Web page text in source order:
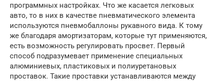
программных настройках. Что же касается легковых
авто, то в них в качестве пневматического элемента
используются пневмобаллоны рукавного вида. К тому
же благодаря амортизаторам, которые тут применяются,
есть возможность регулировать просвет. Первый
способ подразумевает применение специальных
алюминиевых, пластиковых и полиуретановых
проставок. Такие проставки устанавливаются между